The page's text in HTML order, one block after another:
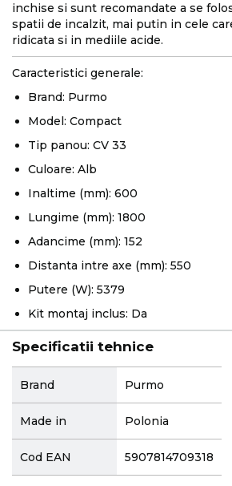
inchise si sunt recomandate a se
spatii de incalzit, mai putin in cele
ridicata si in mediile acide.
Caracteristici generale:
Brand: Purmo
Model: Compact
Tip panou: CV 33
Culoare: Alb
Inaltime (mm): 600
Lungime (mm): 1800
Adancime (mm): 152
Distanta intre axe (mm): 550
Putere (W): 5379
Kit montaj inclus: Da
Specificatii tehnice
Brand Purmo
Made in Polonia
Cod EAN 5907814709318